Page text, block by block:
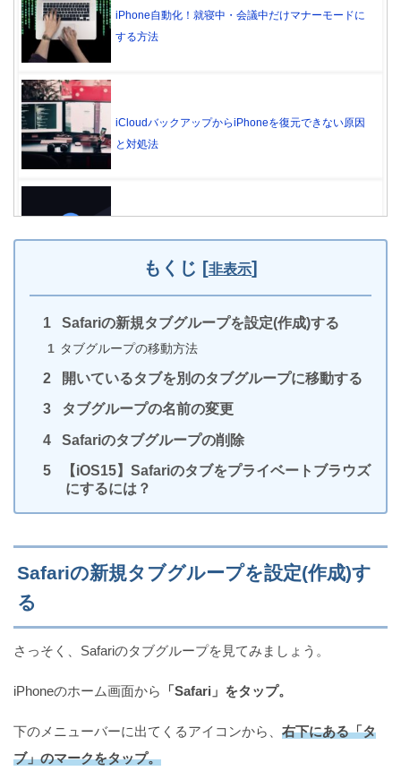
iPhone自動化！就寝中・会議中だけマナーモードに
する方法
iCloudバックアップからiPhoneを復元できない原因
と対処法
設定する方法
Twitterで邪魔なフリートを非表示にする3つの方法
（iPhone）
Zoomミーティング中にホストを変更する方法
（iPhone）
iPhone版！Zoomチャットの使い方と3つの注意点
zoomで画面共有できない4つの原因と対処法
もくじ [非表示]
Safariの新規タブグループを設定(作成)する
タブグループの移動方法
開いているタブを別のタブグループに移動する
タブグループの名前の変更
Safariのタブグループの削除
【iOS15】Safariのタブをプライベートブラウズ
にするには？
Safariの新規タブグループを設定(作成)す
る
さっそく、Safariのタブグループを見てみましょう。
iPhoneのホーム画面から 「Safari」をタップ。
下のメニューバーに出てくるアイコンから、 右下にある「タ
ブ」のマークをタップ。